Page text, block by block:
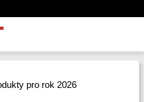
pro rok 2026